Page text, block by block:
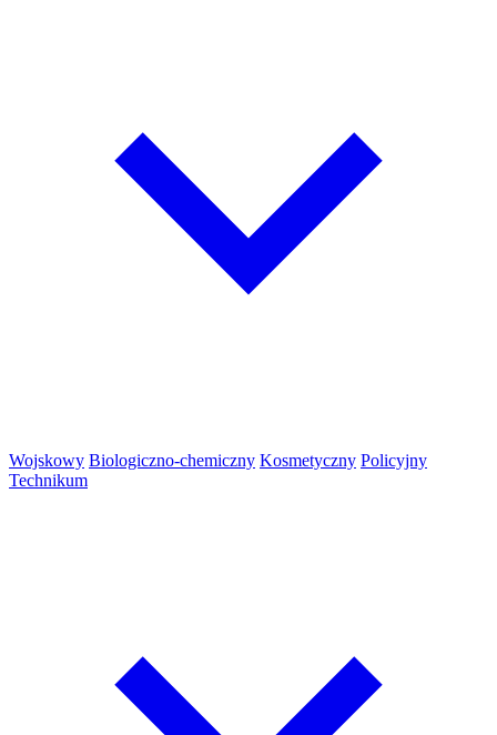
Wojskowy Biologiczno-chemiczny Kosmetyczny Policyjny
Technikum